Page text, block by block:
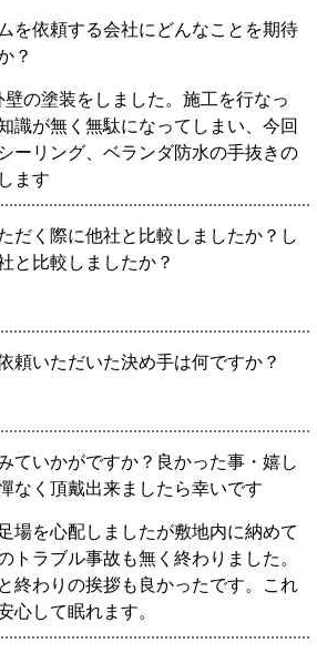
を依頼する会社にどんなことを期待
？
壁の塗装をしました。施工を行なっ
識が無く無駄になってしまい、今回
ーリング、ベランダ防水の手抜きの
ます
だく際に他社と比較しましたか？し
と比較しましたか？
頼いただいた決め手は何ですか？
ていかがですか？良かった事・嬉し
なく頂戴出来ましたら幸いです
場を心配しましたが敷地内に納めて
トラブル事故も無く終わりました。
終わりの挨拶も良かったです。これ
心して眠れます。